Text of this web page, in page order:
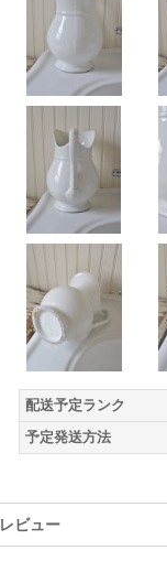
配送予定ランク
予定発送方法
レビュー